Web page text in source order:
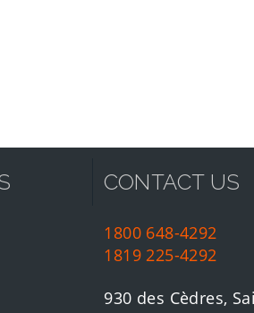
CONTACT US
1800 648-4292
1819 225-4292
930 des Cèdres,